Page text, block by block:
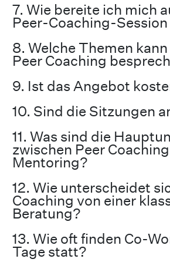
7. Wie bereite ich mich
Peer-Coaching-
8. Welche Themen
Peer Coaching
9. Ist das Angebot
10. Sind die Sitzungen
11. Was sind die
zwischen Peer
Mentoring?
12. Wie unterscheidet
Coaching von einer
Beratung?
13. Wie oft finden Co-
Tage statt?